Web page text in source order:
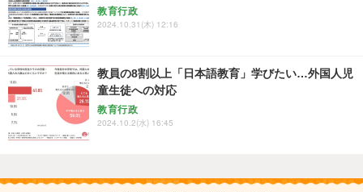
教育行政
2024.10.31(木) 12:16
教員の8割以上「日本語教育」学びたい…外国人児
童生徒への対応
教育行政
2024.10.2(水) 16:45